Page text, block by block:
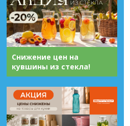
Снижение цен на
кувшины из стекла!